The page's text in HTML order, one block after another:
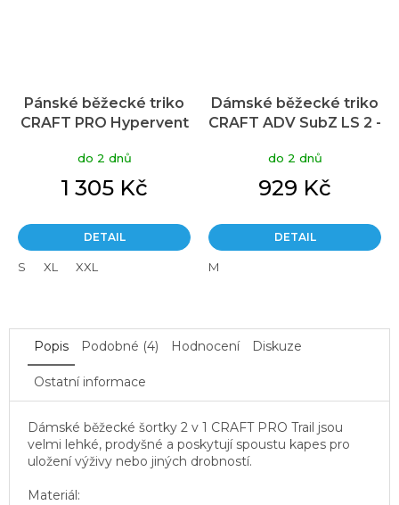
Pánské běžecké triko
CRAFT PRO Hypervent
do 2 dnů
1 305 Kč
DETAIL
S XL XXL
Dámské běžecké triko
CRAFT ADV SubZ LS 2 -
do 2 dnů
929 Kč
DETAIL
M
Popis Podobné (4) Hodnocení Diskuze
Ostatní informace
Dámské běžecké šortky 2 v 1 CRAFT PRO Trail jsou
velmi lehké, prodyšné a poskytují spoustu kapes pro
uložení výživy nebo jiných drobností.
Materiál: